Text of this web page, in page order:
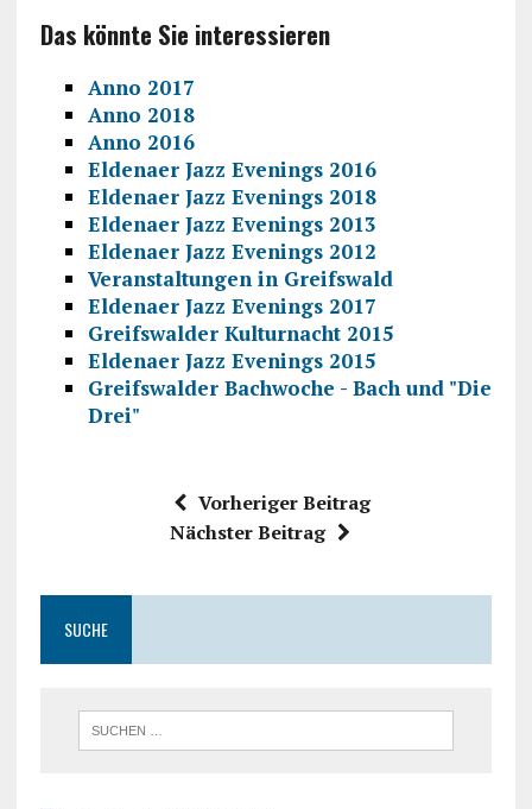
Das könnte Sie interessieren
Anno 2017
Anno 2018
Anno 2016
Eldenaer Jazz Evenings 2016
Eldenaer Jazz Evenings 2018
Eldenaer Jazz Evenings 2013
Eldenaer Jazz Evenings 2012
Veranstaltungen in Greifswald
Eldenaer Jazz Evenings 2017
Greifswalder Kulturnacht 2015
Eldenaer Jazz Evenings 2015
Greifswalder Bachwoche - Bach und "Die
Drei"
Vorheriger Beitrag
Nächster Beitrag
SUCHE